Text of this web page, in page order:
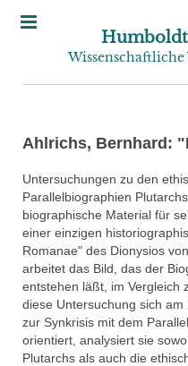
Ahlrichs, Bernhard:
Untersuchungen zu den
Parallelbiographien
biographische Material für
einer einzigen
Romanae" des Dionysios
arbeitet das Bild, das der
entstehen läßt, im Vergleich
diese Untersuchung sich
zur Synkrisis mit dem
orientiert, analysiert sie
Plutarchs als auch die